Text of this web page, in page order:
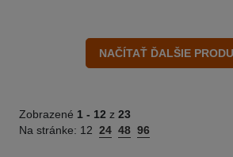
Zobrazené 1 - 12 z 23
Na stránke: 12 24 48 96